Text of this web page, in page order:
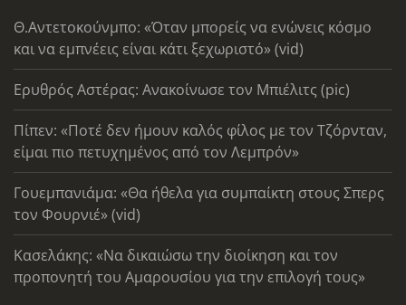
Θ.Αντετοκούνμπο: «Όταν μπορείς να ενώνεις κόσμο
και να εμπνέεις είναι κάτι ξεχωριστό» (vid)
Ερυθρός Αστέρας: Ανακοίνωσε τον Μπιέλιτς (pic)
Πίπεν: «Ποτέ δεν ήμουν καλός φίλος με τον Τζόρνταν,
είμαι πιο πετυχημένος από τον Λεμπρόν»
Γουεμπανιάμα: «Θα ήθελα για συμπαίκτη στους Σπερς
τον Φουρνιέ» (vid)
Κασελάκης: «Να δικαιώσω την διοίκηση και τον
προπονητή του Αμαρουσίου για την επιλογή τους»